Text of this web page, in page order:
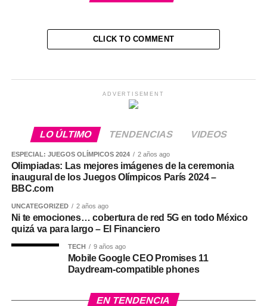
CLICK TO COMMENT
ADVERTISEMENT
LO ÚLTIMO TENDENCIAS VIDEOS
ESPECIAL: JUEGOS OLÍMPICOS 2024 2 años ago
Olimpiadas: Las mejores imágenes de la ceremonia
inaugural de los Juegos Olímpicos París 2024 –
BBC.com
UNCATEGORIZED 2 años ago
Ni te emociones… cobertura de red 5G en todo México
quizá va para largo – El Financiero
TECH 9 años ago
Mobile Google CEO Promises 11
Daydream-compatible phones
EN TENDENCIA